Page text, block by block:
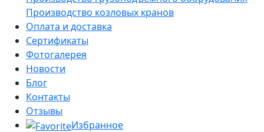
Производство козловых кранов
Оплата и доставка
Сертификаты
Фотогалерея
Новости
Блог
Контакты
Отзывы
Избранное